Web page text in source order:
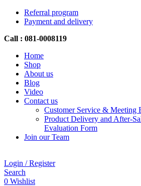
Referral program
Payment and delivery
Call : 081-0008119
Home
Shop
About us
Blog
Video
Contact us
Customer Service & Meeting
Product Delivery and After-
Evaluation Form
Join our Team
Login / Register
Search
0 Wishlist